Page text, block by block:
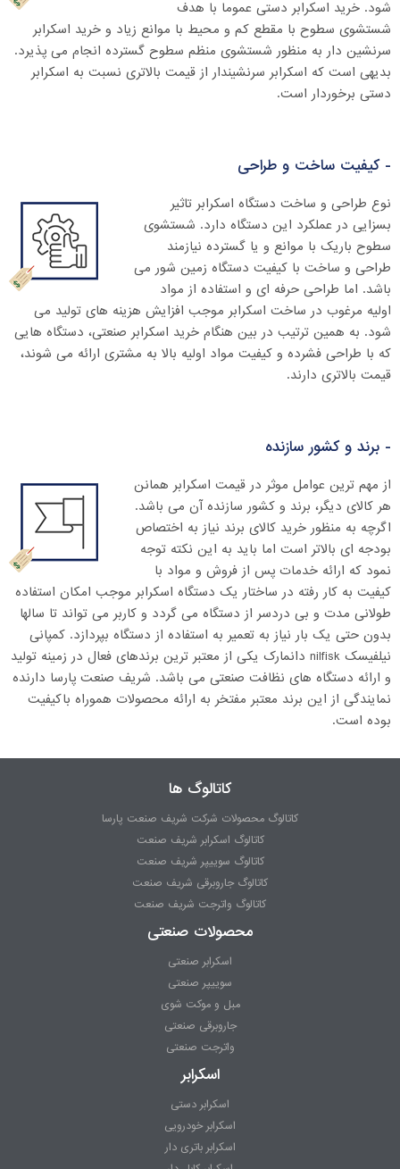
شود. خرید اسکرابر دستی عموما با هدف
شستشوی سطوح با مقطع کم و محیط با موانع زیاد و خرید اسکرابر
سرنشین دار به منظور شستشوی منظم سطوح گسترده انجام می پذیرد.
بدیهی است که اسکرابر سرنشیندار از قیمت بالاتری نسبت به اسکرابر
دستی برخوردار است.
- کیفیت ساخت و طراحی
نوع طراحی و ساخت دستگاه اسکرابر تاثیر
بسزایی در عملکرد این دستگاه دارد. شستشوی
سطوح باریک با موانع و یا گسترده نیازمند
طراحی و ساخت با کیفیت دستگاه زمین شور می
باشد. اما طراحی حرفه ای و استفاده از مواد
اولیه مرغوب در ساخت اسکرابر موجب افزایش هزینه های تولید می
شود. به همین ترتیب در بین هنگام خرید اسکرابر صنعتی، دستگاه هایی
که با طراحی فشرده و کیفیت مواد اولیه بالا به مشتری ارائه می شوند،
قیمت بالاتری دارند.
- برند و کشور سازنده
از مهم ترین عوامل موثر در قیمت اسکرابر همانن
هر کالای دیگر، برند و کشور سازنده آن می باشد.
اگرچه به منظور خرید کالای برند نیاز به اختصاص
بودجه ای بالاتر است اما باید به این نکته توجه
نمود که ارائه خدمات پس از فروش و مواد با
کیفیت به کار رفته در ساختار یک دستگاه اسکرابر موجب امکان استفاده
طولانی مدت و بی دردسر از دستگاه می گردد و کاربر می تواند تا سالها
بدون حتی یک بار نیاز به تعمیر به استفاده از دستگاه بپردازد. کمپانی
نیلفیسک nilfisk دانمارک یکی از معتبر ترین برندهای فعال در زمینه تولید
و ارائه دستگاه های نظافت صنعتی می باشد. شریف صنعت پارسا دارنده
نمایندگی از این برند معتبر مفتخر به ارائه محصولات هموراه باکیفیت
بوده است.
کاتالوگ ها
کاتالوگ محصولات شرکت شریف صنعت پارسا
کاتالوگ اسکرابر شریف صنعت
کاتالوگ سوییپر شریف صنعت
کاتالوگ جاروبرقی شریف صنعت
کاتالوگ واترجت شریف صنعت
محصولات صنعتی
اسکرابر صنعتی
سوییپر صنعتی
مبل و موکت شوی
جاروبرقی صنعتی
واترجت صنعتی
اسکرابر
اسکرابر دستی
اسکرابر خودرویی
اسکرابر باتری دار